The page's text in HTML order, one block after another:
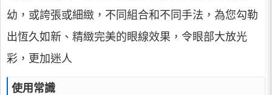
幼，或誇張或細緻，不同組合和不同手法，為您勾勒
出恆久如新、精緻完美的眼線效果，令眼部大放光
彩，更加迷人
使用常識